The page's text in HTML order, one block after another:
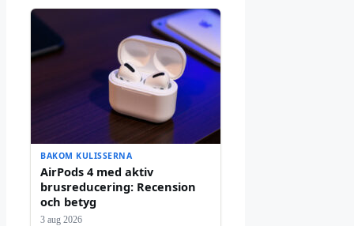
BAKOM KULISSERNA
AirPods 4 med aktiv
brusreducering: Recension
och betyg
3 aug 2026